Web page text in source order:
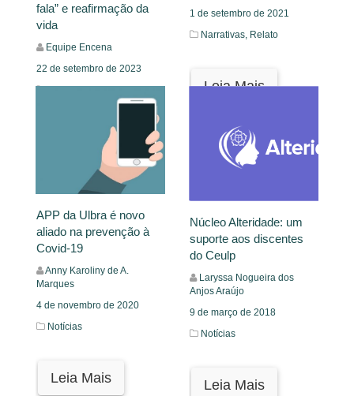
fala” e reafirmação da
vida
Equipe Encena
22 de setembro de 2023
Leia Mais
1 de setembro de 2021
Narrativas, Relato
Leia Mais
APP da Ulbra é novo
aliado na prevenção à
Covid-19
Anny Karoliny de A.
Marques
4 de novembro de 2020
Notícias
Leia Mais
Núcleo Alteridade: um
suporte aos discentes
do Ceulp
Laryssa Nogueira dos
Anjos Araújo
9 de março de 2018
Notícias
Leia Mais